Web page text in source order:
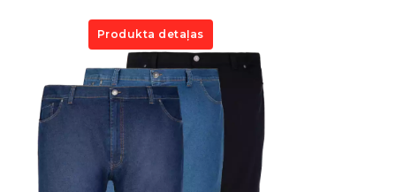
Produkta detaļas